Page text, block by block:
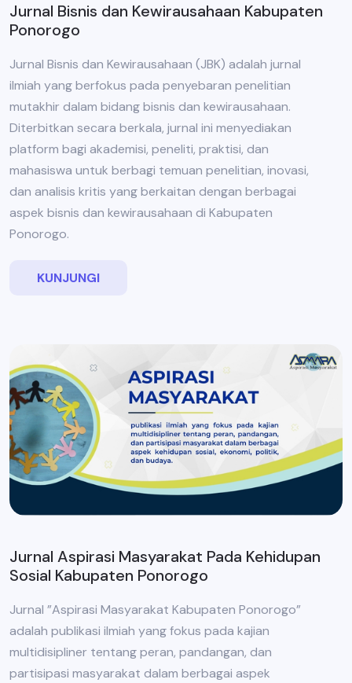
Jurnal Bisnis dan Kewirausahaan Kabupaten
Ponorogo
Jurnal Bisnis dan Kewirausahaan (JBK) adalah jurnal
ilmiah yang berfokus pada penyebaran penelitian
mutakhir dalam bidang bisnis dan kewirausahaan.
Diterbitkan secara berkala, jurnal ini menyediakan
platform bagi akademisi, peneliti, praktisi, dan
mahasiswa untuk berbagi temuan penelitian, inovasi,
dan analisis kritis yang berkaitan dengan berbagai
aspek bisnis dan kewirausahaan di Kabupaten
Ponorogo.
KUNJUNGI
Jurnal Aspirasi Masyarakat Pada Kehidupan
Sosial Kabupaten Ponorogo
Jurnal ”Aspirasi Masyarakat Kabupaten Ponorogo”
adalah publikasi ilmiah yang fokus pada kajian
multidisipliner tentang peran, pandangan, dan
partisipasi masyarakat dalam berbagai aspek